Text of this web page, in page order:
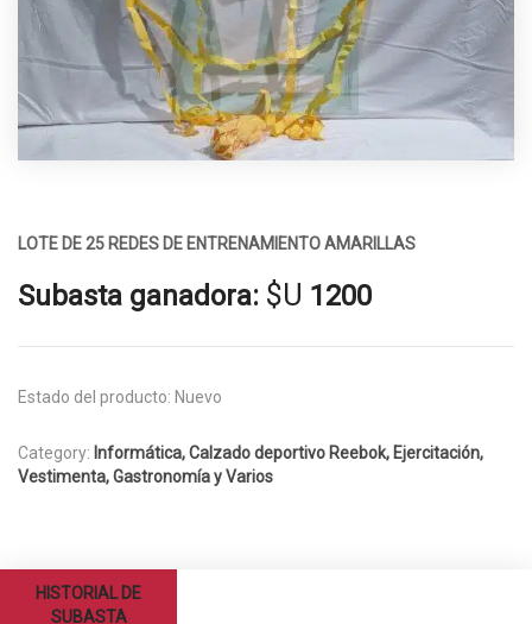
LOTE DE 25 REDES DE ENTRENAMIENTO AMARILLAS
Subasta ganadora: $U 1200
Estado del producto: Nuevo
Category: Informática, Calzado deportivo Reebok, Ejercitación,
Vestimenta, Gastronomía y Varios
HISTORIAL DE
SUBASTA